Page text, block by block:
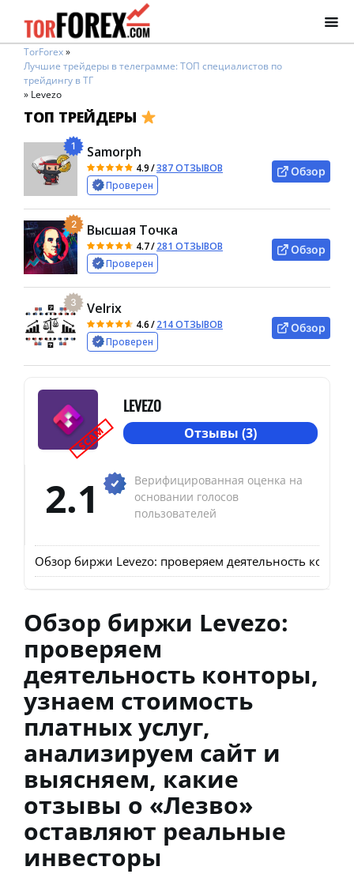
TorForex»
Лучшие трейдеры в телеграмме: ТОП специалистов по
трейдингу в ТГ
» Levezo
ТОП ТРЕЙДЕРЫ
1 Samorph
4.9/387 ОТЗЫВОВ
Проверен
Обзор
2 Высшая Точка
4.7/281 ОТЗЫВОВ
Проверен
Обзор
3 Velrix
4.6/214 ОТЗЫВОВ
Проверен
Обзор
SCAM
LEVEZO
Отзывы (3)
2.1
Верифицированная оценка на
основании голосов
пользователей
Обзор биржи Levezo: проверяем деятельность
Обзор биржи Levezo:
проверяем
деятельность конторы,
узнаем стоимость
платных услуг,
анализируем сайт и
выясняем, какие
отзывы о «Лезво»
оставляют реальные
инвесторы